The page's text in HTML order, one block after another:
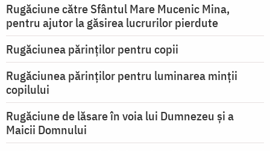
Rugăciune către Sfântul Mare Mucenic Mina,
pentru ajutor la găsirea lucrurilor pierdute
Rugăciunea părinților pentru copii
Rugăciunea părinților pentru luminarea minţii
copilului
Rugăciune de lăsare în voia lui Dumnezeu şi a
Maicii Domnului